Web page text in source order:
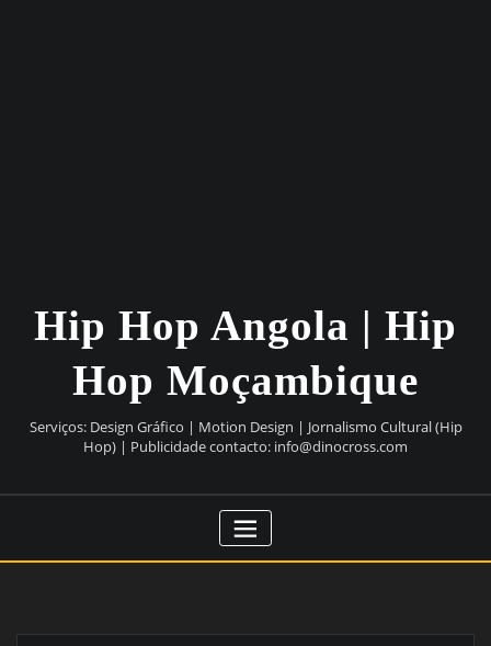
Hip Hop Angola | Hip
Hop Moçambique
Serviços: Design Gráfico | Motion Design | Jornalismo Cultural (Hip
Hop) | Publicidade contacto: info@dinocross.com